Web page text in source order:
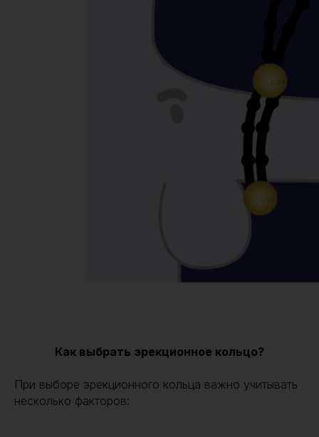
Как выбрать эрекционное кольцо?
При выборе эрекционного кольца важно учитывать
несколько факторов: